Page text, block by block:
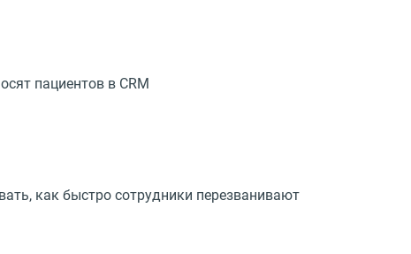
пациентов в CRM
как быстро сотрудники перезванивают